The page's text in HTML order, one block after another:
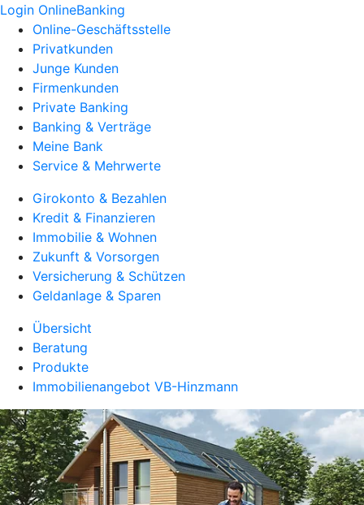
Login OnlineBanking
Online-Geschäftsstelle
Privatkunden
Junge Kunden
Firmenkunden
Private Banking
Banking & Verträge
Meine Bank
Service & Mehrwerte
Girokonto & Bezahlen
Kredit & Finanzieren
Immobilie & Wohnen
Zukunft & Vorsorgen
Versicherung & Schützen
Geldanlage & Sparen
Übersicht
Beratung
Produkte
Immobilienangebot VB-Hinzmann